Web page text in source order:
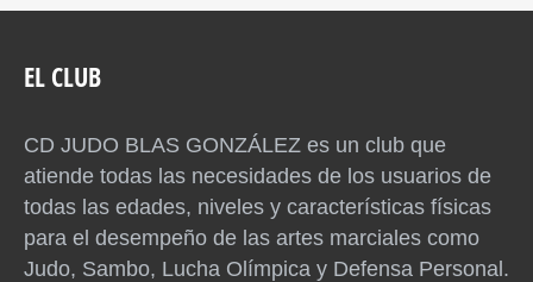
EL CLUB
CD JUDO BLAS GONZÁLEZ es un club que
atiende todas las necesidades de los usuarios de
todas las edades, niveles y características físicas
para el desempeño de las artes marciales como
Judo, Sambo, Lucha Olímpica y Defensa Personal.